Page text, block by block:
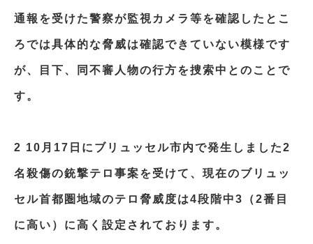
通報を受けた警察が監視カメラ等を確認したとこ
ろでは具体的な脅威は確認できていない模様です
が、目下、同不審人物の行方を捜索中とのことで
す。
2 10月17日にブリュッセル市内で発生しました2
名殺傷の銃撃テロ事案を受けて、現在のブリュッ
セル首都圏地域のテロ脅威度は4段階中3（2番目
に高い）に高く設定されております。